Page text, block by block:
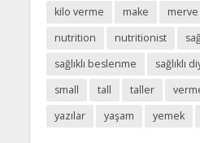
kilo verme
make merve
nutrition
nutritionist
sağlıklı beslenme
sağlıklı
small
tall taller
yazılar
yaşam yemek